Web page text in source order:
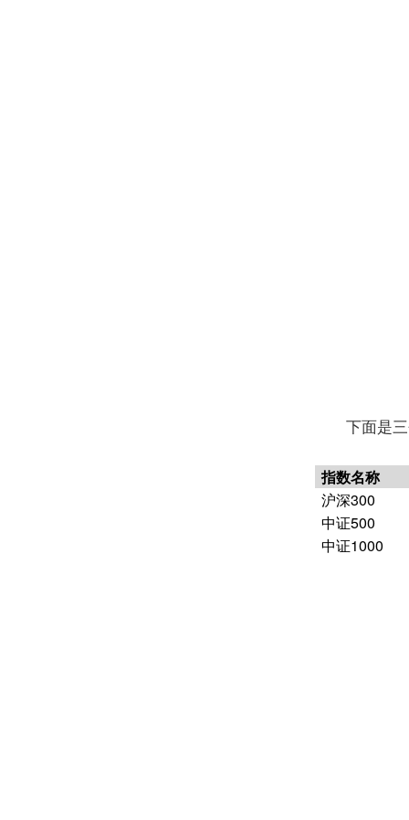
下面是
指数名称
沪深300
中证500
中证1000